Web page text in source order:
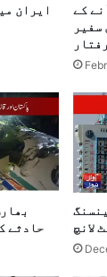
ایران
کے
سفیر
حادثے کا
لانچ